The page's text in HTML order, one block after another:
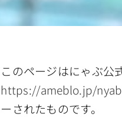
このページはにゃぶ公
https://ameblo.jp/
ーされたものです。